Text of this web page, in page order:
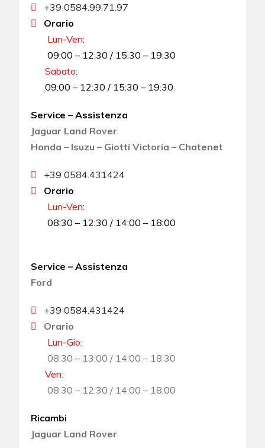
+39 0584.99.71.97
Orario
Lun-Ven:
09:00 – 12:30 / 15:30 – 19:30
Sabato:
09:00 – 12:30 / 15:30 – 19:30
Service – Assistenza
Jaguar Land Rover
Honda – Isuzu – Giotti Victoria – Chatenet
+39 0584.431424
Orario
Lun-Ven:
08:30 – 12:30 / 14:00 – 18:00
Service – Assistenza
Ford
+39 0584.431424
Orario
Lun-Gio:
08:30 – 13:00 / 14:00 – 18:30
Ven:
08:30 – 12:30 / 14:00 – 18:00
Ricambi
Jaguar Land Rover